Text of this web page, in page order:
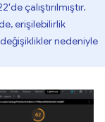
çalıştırılmıştır.
erişilebilirlik
nedeniyle